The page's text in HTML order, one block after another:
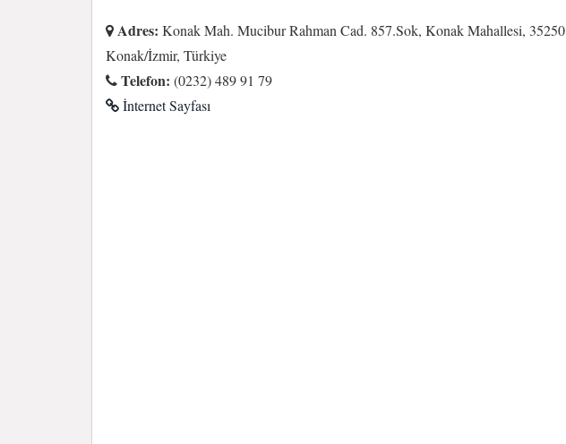
Adres: Konak Mah. Mucibur Rahman Cad. 857.Sok, Konak Mahallesi, 35250
Konak/İzmir, Türkiye
Telefon: (0232) 489 91 79
İnternet Sayfası